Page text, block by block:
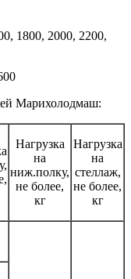
1800, 2000, 2200,
Марихолодмаш:
Нагрузка
на
ниж.полку,
не более,
кг
Нагрузка
на
стеллаж,
не более,
кг